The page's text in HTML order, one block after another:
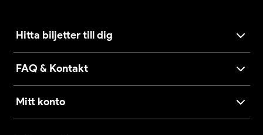
Hitta biljetter till dig
FAQ & Kontakt
Mitt konto